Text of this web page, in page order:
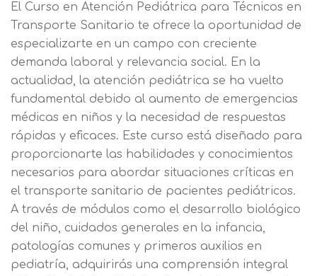
El Curso en Atención Pediátrica para Técnicos en
Transporte Sanitario te ofrece la oportunidad de
especializarte en un campo con creciente
demanda laboral y relevancia social. En la
actualidad, la atención pediátrica se ha vuelto
fundamental debido al aumento de emergencias
médicas en niños y la necesidad de respuestas
rápidas y eficaces. Este curso está diseñado para
proporcionarte las habilidades y conocimientos
necesarios para abordar situaciones críticas en
el transporte sanitario de pacientes pediátricos.
A través de módulos como el desarrollo biológico
del niño, cuidados generales en la infancia,
patologías comunes y primeros auxilios en
pediatría, adquirirás una comprensión integral